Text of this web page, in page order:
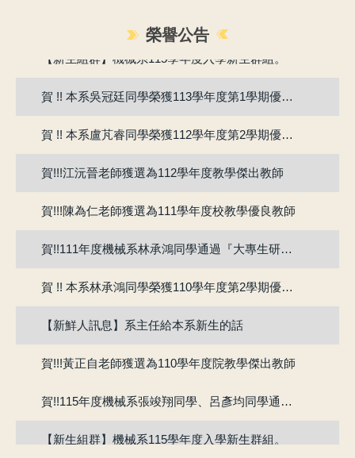
榮譽公告
賀 !! 本系吳冠廷同學榮獲113學年度第1學期優良教學助理
賀 !! 本系盧芃睿同學榮獲112學年度第2學期優良教學助理
賀!!!江沅晉老師獲選為112學年度教學傑出教師
賀!!!陳為仁老師獲選為111學年度校教學優良教師
賀!!111年度機械系林承鴻同學通過『大專生研究計畫』
賀 !! 本系林承鴻同學榮獲110學年度第2學期優良教學助理
【新鮮人訊息】系主任給本系新生的話
賀!!!黃正自老師獲選為110學年度院教學傑出教師
【新生組群】機械系115學年度入學新生群組。